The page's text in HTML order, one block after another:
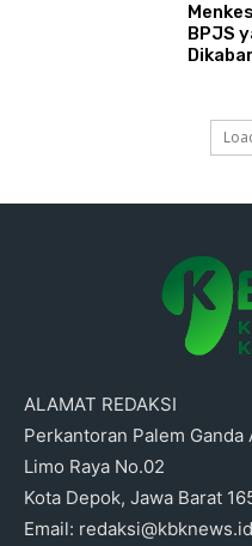
BPJS
ALAMAT REDAKSI
Perkantoran Palem Ganda
Limo Raya No.02
Kota Depok, Jawa Barat
Email: redaksi@kbknews.id